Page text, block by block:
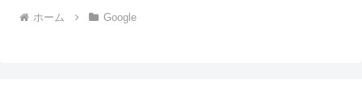
ホーム Google